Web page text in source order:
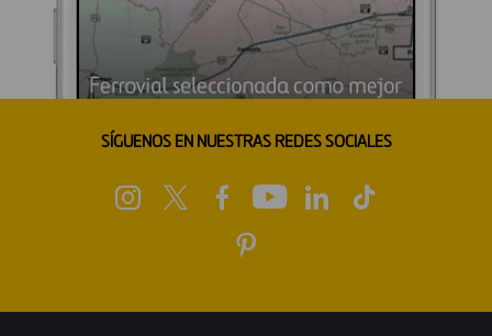
SÍGUENOS EN NUESTRAS REDES SOCIALES